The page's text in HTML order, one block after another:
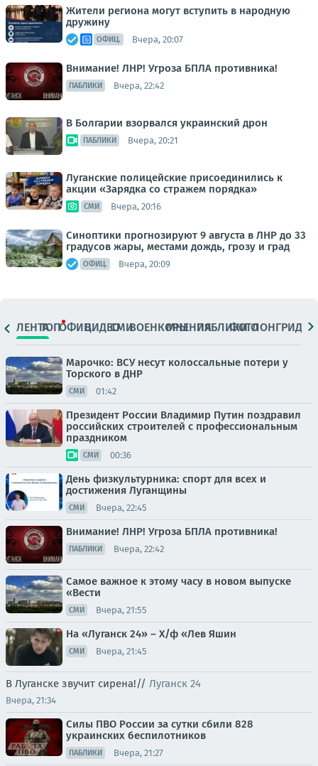
Жители региона могут вступить в народную
дружину
ОФИЦ. Вчера, 20:07
Внимание! ЛНР! Угроза БПЛА противника!
ПАБЛИКИ Вчера, 22:42
В Болгарии взорвался украинский дрон
ПАБЛИКИ Вчера, 20:21
Луганские полицейские присоединились к
акции «Зарядка со стражем порядка»
СМИ Вчера, 20:16
Синоптики прогнозируют 9 августа в ЛНР до 33
градусов жары, местами дождь, грозу и град
ОФИЦ. Вчера, 20:09
ЛЕНТАТОПОФИЦ.ВИДЕОСМИВОЕНКОРЫМНЕНИЯПАБЛИКИ
ФОТОЛОНГРИДЫ
Марочко: ВСУ несут колоссальные потери у
Торского в ДНР
СМИ 01:42
Президент России Владимир Путин поздравил
российских строителей с профессиональным
праздником
СМИ 00:36
День физкультурника: спорт для всех и
достижения Луганщины
СМИ Вчера, 22:45
Внимание! ЛНР! Угроза БПЛА противника!
ПАБЛИКИ Вчера, 22:42
Самое важное к этому часу в новом выпуске
«Вести
СМИ Вчера, 21:55
На «Луганск 24» – Х/ф «Лев Яшин
СМИ Вчера, 21:45
В Луганске звучит сирена!// Луганск 24
Вчера, 21:34
Силы ПВО России за сутки сбили 828
украинских беспилотников
ПАБЛИКИ Вчера, 21:27